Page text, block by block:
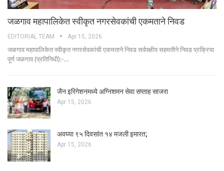
जळगाव महापालिकेत स्वीकृत नगरसेवकांची एकमताने निवड
EDITORIAL TEAM Apr 15, 2026
जळगाव महापालिकेत स्वीकृत नगरसेवकांची एकमताने निवड सर्वपक्षीय सहमतीने निवड प्रक्रिया
पूर्ण जळगाव (प्रतिनिधी):-…
जैन इरिगेशनमध्ये अग्निशमन सेवा सप्ताह साजरा
Apr 15, 2026
अवघ्या ९५ दिवसांत १४ मजली इमारत;
Apr 15, 2026